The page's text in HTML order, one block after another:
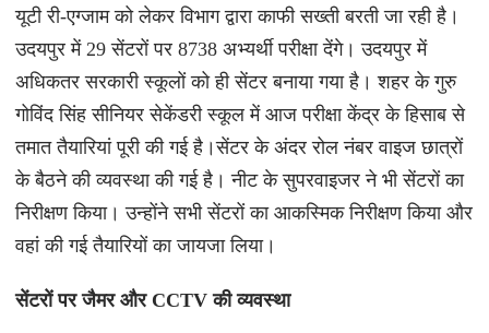
यूटी री-एग्जाम को लेकर विभाग द्वारा काफी सख्ती बरती जा रही है।
उदयपुर में 29 सेंटरों पर 8738 अभ्यर्थी परीक्षा देंगे। उदयपुर में
अधिकतर सरकारी स्कूलों को ही सेंटर बनाया गया है। शहर के गुरु
गोविंद सिंह सीनियर सेकेंडरी स्कूल में आज परीक्षा केंद्र के हिसाब से
तमात तैयारियां पूरी की गई है।सेंटर के अंदर रोल नंबर वाइज छात्रों
के बैठने की व्यवस्था की गई है। नीट के सुपरवाइजर ने भी सेंटरों का
निरीक्षण किया। उन्होंने सभी सेंटरों का आकस्मिक निरीक्षण किया और
वहां की गई तैयारियों का जायजा लिया।
सेंटरों पर जैमर और CCTV की व्यवस्था